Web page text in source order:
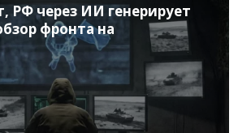
РФ через ИИ генерирует
фронта на